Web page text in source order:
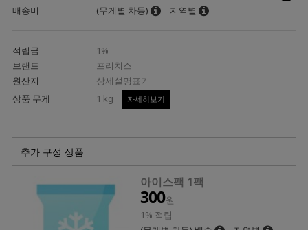
배송비
(무게별 차등) 지역별
적립금
1%
브랜드
프리치스
원산지
상세설명표기
상품 무게
1 kg 자세히보기
추가 구성 상품
아이스팩 1팩
300원
1% 적립